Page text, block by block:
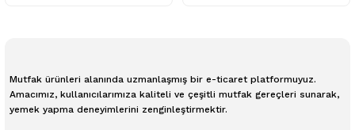
Mutfak ürünleri alanında uzmanlaşmış bir e-ticaret platformuyuz.
Amacımız, kullanıcılarımıza kaliteli ve çeşitli mutfak gereçleri sunarak,
yemek yapma deneyimlerini zenginleştirmektir.